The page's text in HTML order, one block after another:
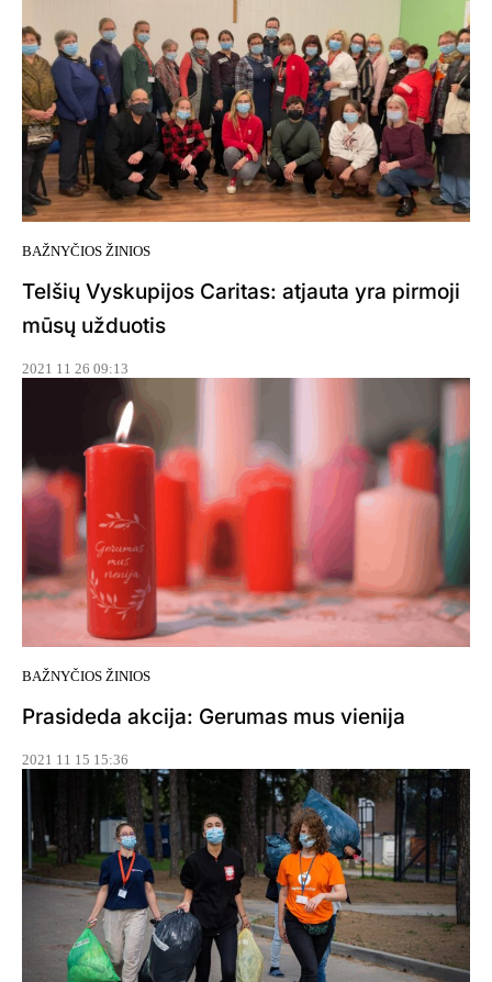
BAŽNYČIOS ŽINIOS
Telšių Vyskupijos Caritas: atjauta yra pirmoji
mūsų užduotis
2021 11 26 09:13
BAŽNYČIOS ŽINIOS
Prasideda akcija: Gerumas mus vienija
2021 11 15 15:36